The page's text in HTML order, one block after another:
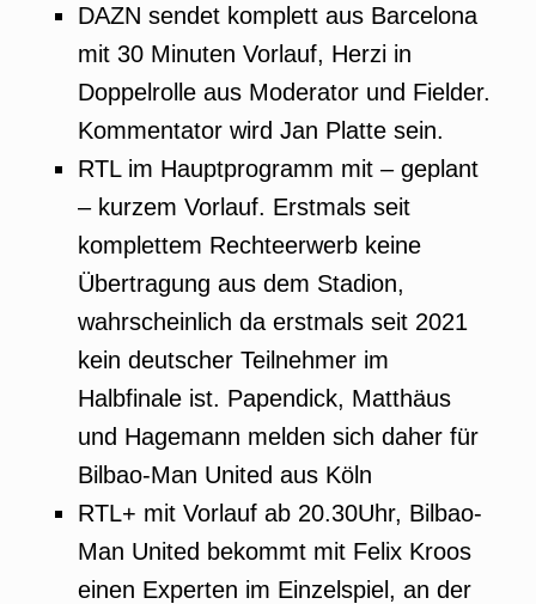
DAZN sendet komplett aus Barcelona
mit 30 Minuten Vorlauf, Herzi in
Doppelrolle aus Moderator und Fielder.
Kommentator wird Jan Platte sein.
RTL im Hauptprogramm mit – geplant
– kurzem Vorlauf. Erstmals seit
komplettem Rechteerwerb keine
Übertragung aus dem Stadion,
wahrscheinlich da erstmals seit 2021
kein deutscher Teilnehmer im
Halbfinale ist. Papendick, Matthäus
und Hagemann melden sich daher für
Bilbao-Man United aus Köln
RTL+ mit Vorlauf ab 20.30Uhr, Bilbao-
Man United bekommt mit Felix Kroos
einen Experten im Einzelspiel, an der